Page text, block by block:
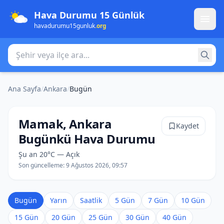
Hava Durumu 15 Günlük
havadurumu15gunluk.org
Şehir veya ilçe ara
Ana Sayfa/Ankara/Bugün
Mamak, Ankara
Bugünkü Hava Durumu
Şu an 20°C — Açık
Son güncelleme:9 Ağustos 2026, 09:57
Kaydet
Bugün Yarın Saatlik 5 Gün 7 Gün
10 Gün
15 Gün
20 Gün 25 Gün 30 Gün
40 Gün